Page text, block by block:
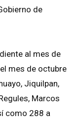
de
al mes de
mes de octubre
Jiquilpan,
Marcos
como 288 a